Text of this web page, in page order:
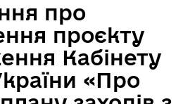
про
проєкту
Кабінету
«Про